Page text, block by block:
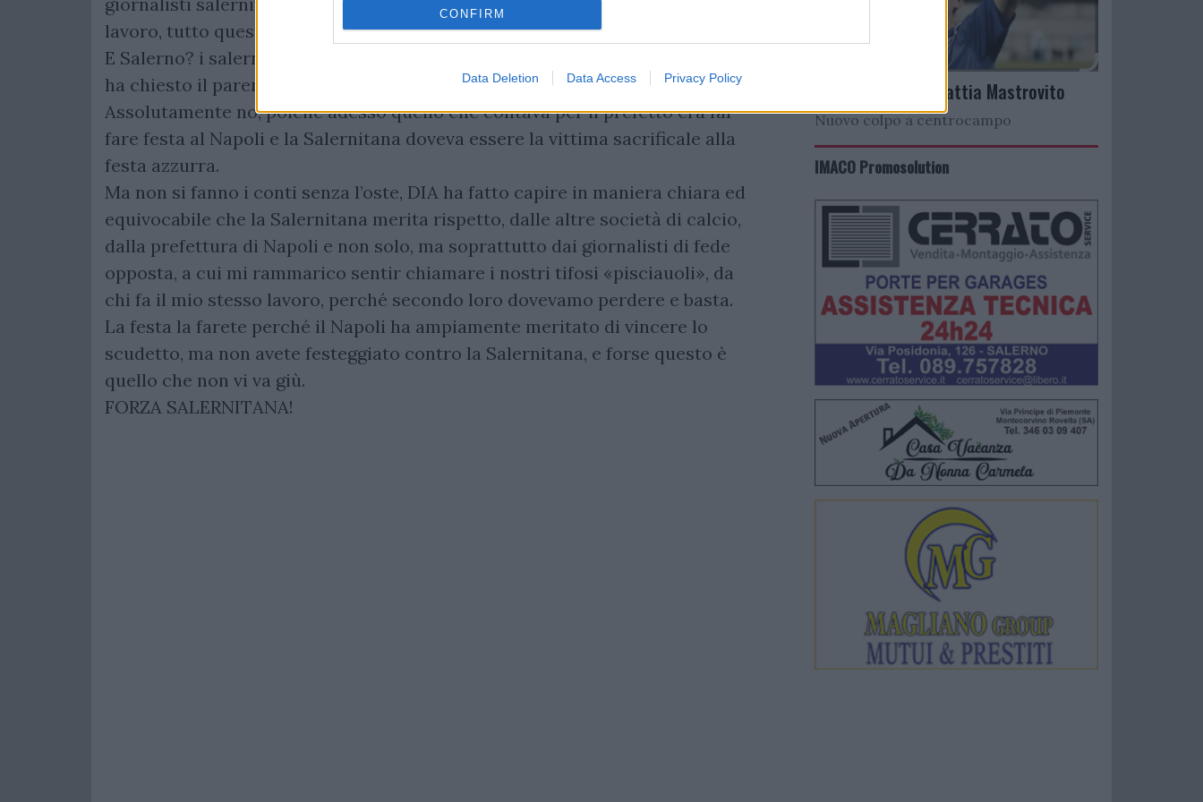
CONFIRM
Data Deletion Data Access Privacy Policy
lavoro, tutto questo perché «dovevano» festeggiare domenica.
E Salerno? i salernitani? la società granata? E’ stata interpellata? qualcuno
ha chiesto il parere ai granata?
Assolutamente no, poiché adesso quello che contava per il prefetto era far
fare festa al Napoli e la Salernitana doveva essere la vittima sacrificale alla
festa azzurra.
Ma non si fanno i conti senza l’oste, DIA ha fatto capire in maniera chiara ed
equivocabile che la Salernitana merita rispetto, dalle altre società di calcio,
dalla prefettura di Napoli e non solo, ma soprattutto dai giornalisti di fede
opposta, a cui mi rammarico sentir chiamare i nostri tifosi «pisciauoli», da
chi fa il mio stesso lavoro, perché secondo loro dovevamo perdere e basta.
La festa la farete perché il Napoli ha ampiamente meritato di vincere lo
scudetto, ma non avete festeggiato contro la Salernitana, e forse questo è
quello che non vi va giù.
FORZA SALERNITANA!
Arriva il talento Mattia Mastrovito
Nuovo colpo a centrocampo
IMACO Promosolution